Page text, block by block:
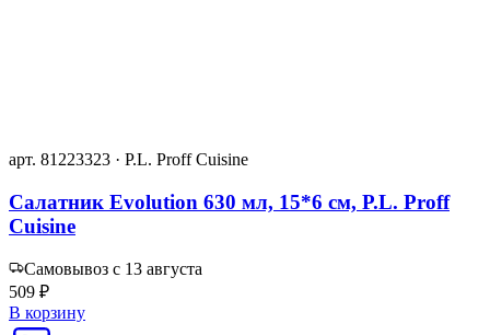
арт. 81223323 · P.L. Proff Cuisine
Салатник Evolution 630 мл, 15*6 см, P.L. Proff
Cuisine
Самовывоз с 13 августа
509 ₽
В корзину